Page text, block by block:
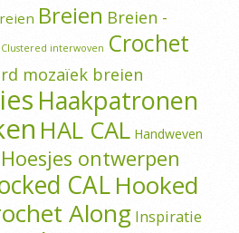
Breien Breien -
Clustered interwoven Crochet
mozaïek breien
Haakpatronen
HAL CAL Handweven
Hoesjes ontwerpen
CALHooked
Along Inspiratie